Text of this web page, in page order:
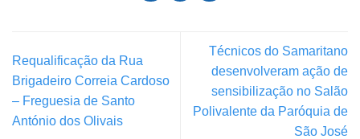
Requalificação da Rua
Brigadeiro Correia Cardoso
– Freguesia de Santo
António dos Olivais
Técnicos do Samaritano
desenvolveram ação de
sensibilização no Salão
Polivalente da Paróquia de
São José